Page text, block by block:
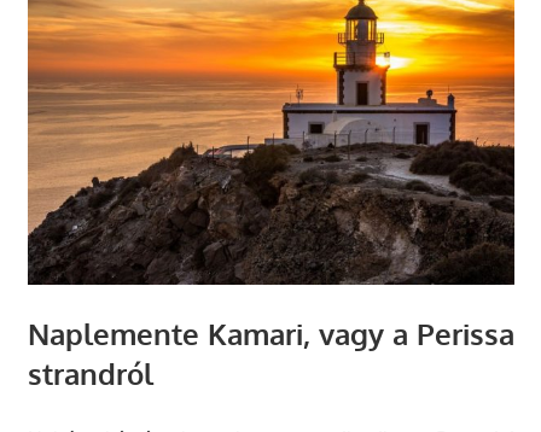
Naplemente Kamari, vagy a Perissa
strandról